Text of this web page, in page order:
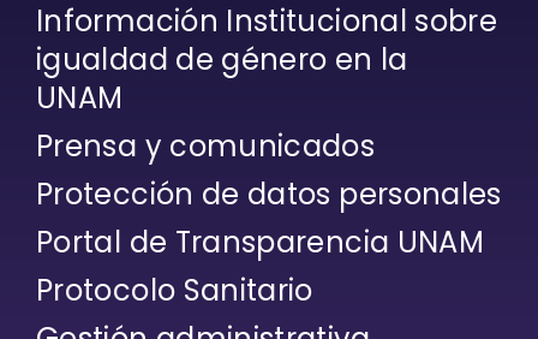
Información Institucional sobre
igualdad de género en la
UNAM
Prensa y comunicados
Protección de datos personales
Portal de Transparencia UNAM
Protocolo Sanitario